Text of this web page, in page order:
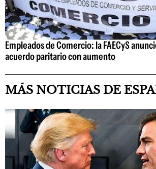
Empleados de Comercio: la FAECyS
acuerdo paritario con aumento
MÁS NOTICIAS DE